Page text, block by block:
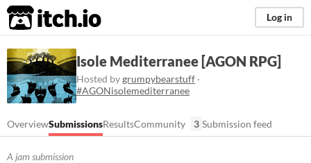
itch.io Log in
Isole Mediterranee [AGON RPG]
Hosted bygrumpybearstuff ·
#AGONisolemediterranee
OverviewSubmissionsResultsCommunity 3 Submission feed
A jam submission